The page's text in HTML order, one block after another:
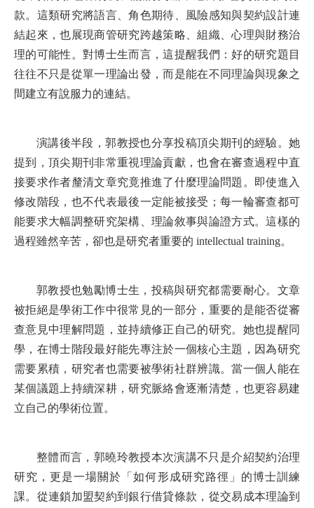
款。這類研究將語言、角色期待、風險感知與契約設計連
結起來，也展現商管研究跨越策略、組織、心理與財務治
理的可能性。對博士生而言，這提醒我們：好的研究題目
往往不只是從單一理論出發，而是能在不同理論與現象之
間建立有說服力的連結。
演講後半段，郭教授也分享投稿頂尖期刊的經驗。她
提到，頂尖期刊非常重視理論貢獻，也會在審查過程中直
接要求作者釐清文章究竟推進了什麼理論問題。即使進入
修改階段，也不代表最後一定能被接受；每一輪審查都可
能要求大幅調整研究架構、理論敘事與論證方式。這樣的
過程雖然辛苦，卻也是研究者重要的 intellectual training。
郭教授也勉勵博士生，投稿與研究都需要耐心。文章
被拒絕是學術工作中很常見的一部分，重要的是能否從審
查意見中理解問題，並持續修正自己的研究。她也提醒同
學，在博士階段最好能先專注於一個核心主題，因為研究
需要累積，研究者也需要被學術社群辨識。當一個人能在
某個議題上持續深耕，研究脈絡會逐漸清楚，也更容易建
立自己的學術位置。
整體而言，郭曉玲教授本次演講不只是介紹契約治理
研究，更是一場關於「如何形成研究路徑」的博士訓練
課。從連鎖加盟契約到銀行借貸條款，從交易成本理論到